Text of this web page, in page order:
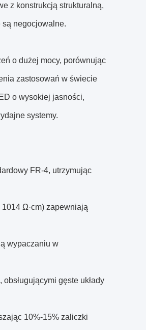
z konstrukcją strukturalną,
są negocjowalne.
o dużej mocy, porównując
zastosowań w świecie
o wysokiej jasności,
systemy.
FR-4, utrzymując
Ω·cm) zapewniają
wypaczaniu w
gęste układy
10%-15% zaliczki